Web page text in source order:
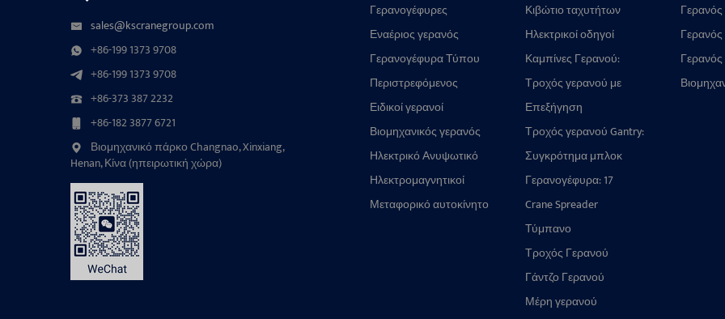
sales@kscranegroup.com
+86-199 1373 9708
+86-199 1373 9708
+86-373 387 2232
+86-182 3877 6721
Βιομηχανικό πάρκο Changnao, Xinxiang,
Henan, Κίνα (ηπειρωτική χώρα)
Γερανογέφυρες
Εναέριος γερανός
Γερανογέφυρα Τύπου
Πυλώνα
Περιστρεφόμενος
Γερανός
Ειδικοί γερανοί
Βιομηχανικός γερανός
Ηλεκτρικό Ανυψωτικό
Ηλεκτρομαγνητικοί
Ανυψωτικοί Μαγνήτες
Γερανού
Μεταφορικό αυτοκίνητο
Κιβώτιο ταχυτήτων
γερανού: Ομαλή
μετάδοση, υψηλή
χωρητικότητα φορτίου,
συμβατότητα με
πολλαπλούς
μηχανισμούς
Ηλεκτρικοί οδηγοί
σχοινιών ανύψωσης:
Συσκευή κατά του
μπλέξιματος
πολλαπλών
διαμορφώσεων
Καμπίνες Γερανού:
Εξαρτήματα
Σχεδιασμένα κατά
Παραγγελία για
Εργασίες Ακριβείας
Ανύψωσης με Γερανό
Τροχός γερανού με
αντιεκρηκτική
προστασία για
επικίνδυνα
περιβάλλοντα:
Ανθεκτικός και ασφαλής
σχεδιασμός
Επεξήγηση
Συγκροτήματος Μπλοκ
Τροχού Γερανού Λιμένα:
Δομή, Τύποι και Οδηγός
Επιλογής για Γερανούς
Λιμένα
Τροχός γερανού Gantry:
Ο απόλυτος οδηγός για
τύπους, εφαρμογές και
συγκροτήματα τροχών
υψηλής απόδοσης
Συγκρότημα μπλοκ
τροχού γερανού:
Αξιόπιστο,
προσαρμόσιμο και
κατασκευασμένο για να
διαρκεί
Γερανογέφυρα: 17
εξειδικευμένα σχέδια για
διαχείριση χύδην
φορτίων σε λιμάνια,
χαλυβουργεία και
αποθήκες αποβλήτων
Crane Spreader
Τύμπανο
Συρματόσχοινου
Τροχός Γερανού
Γάντζο Γερανού
Μέρη γερανού
Γερανός